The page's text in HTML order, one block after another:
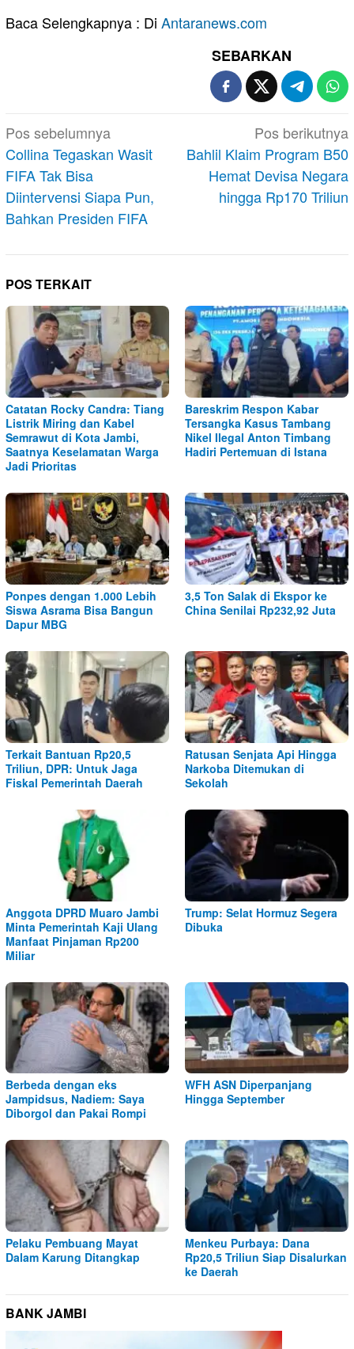
Baca Selengkapnya : Di Antaranews.com
SEBARKAN
Navigasi
pos
Pos sebelumnya
Collina Tegaskan Wasit
FIFA Tak Bisa
Diintervensi Siapa Pun,
Bahkan Presiden FIFA
Pos berikutnya
Bahlil Klaim Program B50
Hemat Devisa Negara
hingga Rp170 Triliun
POS TERKAIT
Catatan Rocky Candra: Tiang
Listrik Miring dan Kabel
Semrawut di Kota Jambi,
Saatnya Keselamatan Warga
Jadi Prioritas
Bareskrim Respon Kabar
Tersangka Kasus Tambang
Nikel Ilegal Anton Timbang
Hadiri Pertemuan di Istana
Ponpes dengan 1.000 Lebih
Siswa Asrama Bisa Bangun
Dapur MBG
3,5 Ton Salak di Ekspor ke
China Senilai Rp232,92 Juta
Terkait Bantuan Rp20,5
Triliun, DPR: Untuk Jaga
Fiskal Pemerintah Daerah
Ratusan Senjata Api Hingga
Narkoba Ditemukan di
Sekolah
Anggota DPRD Muaro Jambi
Minta Pemerintah Kaji Ulang
Manfaat Pinjaman Rp200
Miliar
Trump: Selat Hormuz Segera
Dibuka
Berbeda dengan eks
Jampidsus, Nadiem: Saya
Diborgol dan Pakai Rompi
WFH ASN Diperpanjang
Hingga September
Pelaku Pembuang Mayat
Dalam Karung Ditangkap
Menkeu Purbaya: Dana
Rp20,5 Triliun Siap Disalurkan
ke Daerah
BANK JAMBI